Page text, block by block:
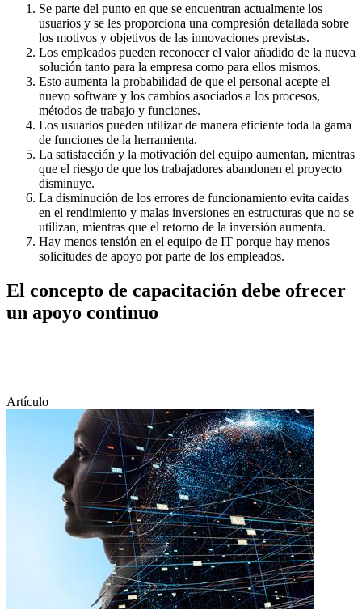
Se parte del punto en que se encuentran actualmente los
usuarios y se les proporciona una compresión detallada sobre
los motivos y objetivos de las innovaciones previstas.
Los empleados pueden reconocer el valor añadido de la nueva
solución tanto para la empresa como para ellos mismos.
Esto aumenta la probabilidad de que el personal acepte el
nuevo software y los cambios asociados a los procesos,
métodos de trabajo y funciones.
Los usuarios pueden utilizar de manera eficiente toda la gama
de funciones de la herramienta.
La satisfacción y la motivación del equipo aumentan, mientras
que el riesgo de que los trabajadores abandonen el proyecto
disminuye.
La disminución de los errores de funcionamiento evita caídas
en el rendimiento y malas inversiones en estructuras que no se
utilizan, mientras que el retorno de la inversión aumenta.
Hay menos tensión en el equipo de IT porque hay menos
solicitudes de apoyo por parte de los empleados.
El concepto de capacitación debe ofrecer
un apoyo continuo
Artículo